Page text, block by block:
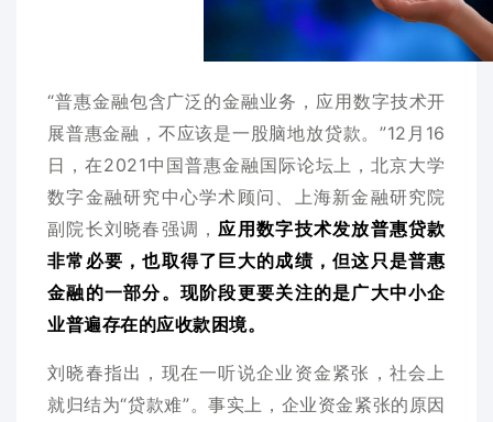
“普惠金融包含广泛的金融业务，应用数字技术开
展普惠金融，不应该是一股脑地放贷款。”12月16
日，在2021中国普惠金融国际论坛上，北京大学
数字金融研究中心学术顾问、上海新金融研究院
副院长刘晓春强调，应用数字技术发放普惠贷款
非常必要，也取得了巨大的成绩，但这只是普惠
金融的一部分。现阶段更要关注的是广大中小企
业普遍存在的应收款困境。
刘晓春指出，现在一听说企业资金紧张，社会上
就归结为“贷款难”。事实上，企业资金紧张的原因